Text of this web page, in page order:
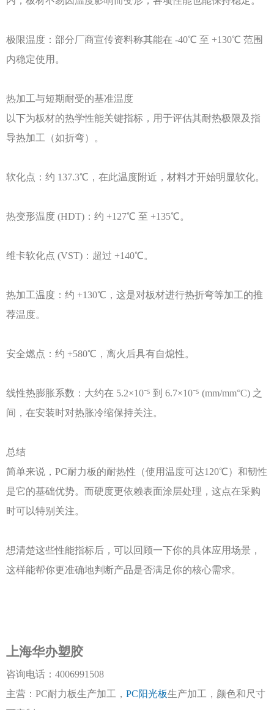
极限温度：部分厂商宣传资料称其能在 -40℃ 至 +130℃ 范围
内稳定使用。
热加工与短期耐受的基准温度
以下为板材的热学性能关键指标，用于评估其耐热极限及指
导热加工（如折弯）。
软化点：约 137.3℃，在此温度附近，材料才开始明显软化。
热变形温度 (HDT)：约 +127℃ 至 +135℃。
维卡软化点 (VST)：超过 +140℃。
热加工温度：约 +130℃，这是对板材进行热折弯等加工的推
荐温度。
安全燃点：约 +580℃，离火后具有自熄性。
线性热膨胀系数：大约在 5.2×10⁻⁵ 到 6.7×10⁻⁵ (mm/mm°C) 之
间，在安装时对热胀冷缩保持关注。
总结
简单来说， PC耐力板的耐热性（使用温度可达120℃）和韧性
是它的基础优势。而硬度更依赖表面涂层处理，这点在采购
时可以特别关注。
想清楚这些性能指标后，可以回顾一下你的具体应用场景，
这样能帮你更准确地判断产品是否满足你的核心需求。
上海华办塑胶
咨询电话： 4006991508
主营： PC耐力板生产加工， PC阳光板生产加工，颜色和尺寸